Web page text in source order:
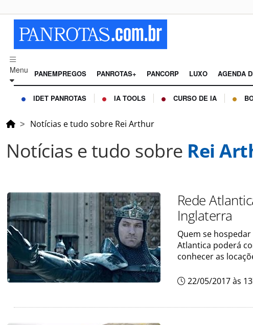
Menu PANEMPREGOS PANROTAS+ PANCORP LUXO AGENDA
IDET PANROTAS IA TOOLS CURSO DE IA
Notícias e tudo sobre Rei Arthur
Notícias e tudo sobre Rei
Rede
Inglaterra
Quem se
Atlantica poderá
conhecer as
22/05/2017 às